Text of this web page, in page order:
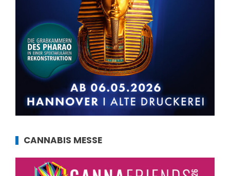
CANNABIS MESSE